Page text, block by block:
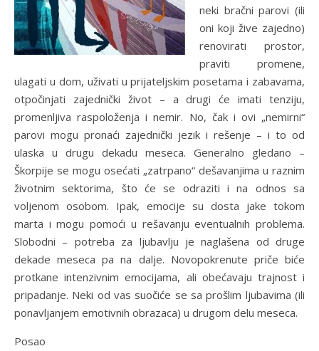
neki bračni parovi (ili
oni koji žive zajedno)
renovirati prostor,
praviti promene,
ulagati u dom, uživati u prijateljskim posetama i zabavama,
otpočinjati zajednički život – a drugi će imati tenziju,
promenljiva raspoloženja i nemir. No, čak i ovi „nemirni“
parovi mogu pronaći zajednički jezik i rešenje – i to od
ulaska u drugu dekadu meseca. Generalno gledano –
Škorpije se mogu osećati „zatrpano“ dešavanjima u raznim
životnim sektorima, što će se odraziti i na odnos sa
voljenom osobom. Ipak, emocije su dosta jake tokom
marta i mogu pomoći u rešavanju eventualnih problema.
Slobodni – potreba za ljubavlju je naglašena od druge
dekade meseca pa na dalje. Novopokrenute priče biće
protkane intenzivnim emocijama, ali obećavaju trajnost i
pripadanje. Neki od vas suočiće se sa prošlim ljubavima (ili
ponavljanjem emotivnih obrazaca) u drugom delu meseca.
Posao